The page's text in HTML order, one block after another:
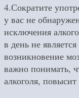
4.Сократите
у вас не
исключения
в день не
возникновение
важно понимать,
алкоголя, повысит